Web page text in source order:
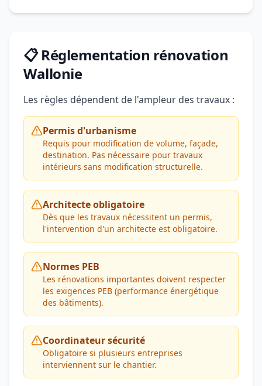
📋 Réglementation rénovation
Wallonie
Les règles dépendent de l'ampleur des travaux :
Permis d'urbanisme
Requis pour modification de volume, façade,
destination. Pas nécessaire pour travaux
intérieurs sans modification structurelle.
Architecte obligatoire
Dès que les travaux nécessitent un permis,
l'intervention d'un architecte est obligatoire.
Normes PEB
Les rénovations importantes doivent respecter
les exigences PEB (performance énergétique
des bâtiments).
Coordinateur sécurité
Obligatoire si plusieurs entreprises
interviennent sur le chantier.